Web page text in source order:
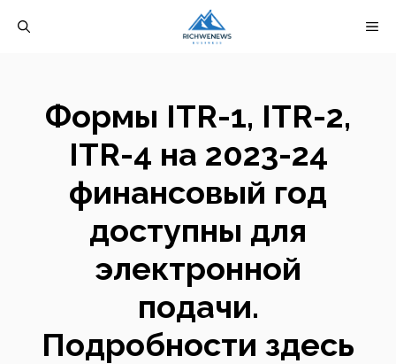
Формы ITR-1, ITR-2,
ITR-4 на 2023-24
финансовый год
доступны для
электронной
подачи.
Подробности здесь